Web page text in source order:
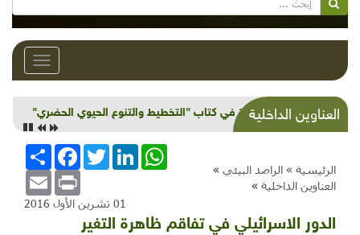
Toggle
العناوين الداخليةقراءة في كتاب "التخطيط والتنوع الحيوي الحضري"
الرئيسية » الراصد البيئي »
العناوين الداخلية »
انشر
FacebookTwitterLinkedInWhatsApp
Email Print
01 تشرين الأول 2016
الدور الاسرائيلي في تفاقم ظاهرة التغير